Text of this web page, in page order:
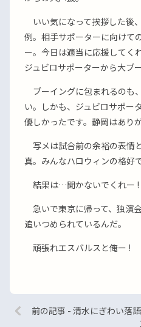
いい気になって挨拶した後
例。相手サポーターに向けて
ー。今日は適当に応援してく
ジュビロサポーターから大ブ
ブーイングに包まれるのも
い。しかも、ジュビロサポー
優しかったです。静岡はあり
写メは試合前の余裕の表情
真。みんなハロウィンの格好
結果は…聞かないでくれー !
急いで東京に帰って、独演
追いつめられているんだ。
頑張れエスバルスと俺ー !
前の記事 - 清水にぎわい落